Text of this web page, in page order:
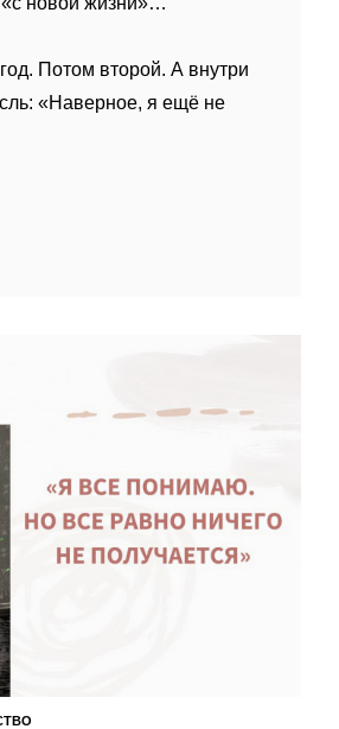
Потом второй. А внутри
«Наверное, я ещё не